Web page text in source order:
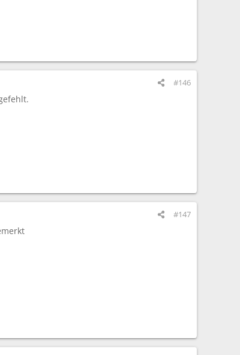
#146
#147